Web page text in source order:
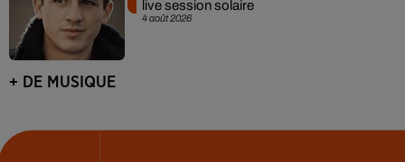
4 août 2026
live session solaire
+ DE MUSIQUE